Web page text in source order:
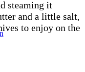
steaming it
and a little salt,
to enjoy on the